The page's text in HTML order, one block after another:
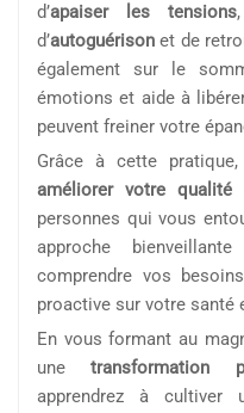
d’apaiser les tensions
d’autoguérison et de
également sur le
émotions et aide à
peuvent freiner votre
Grâce à cette
améliorer votre qualité
personnes qui vous
approche
comprendre vos
proactive sur votre santé
En vous formant au
unetransformation
apprendrez à cultiver